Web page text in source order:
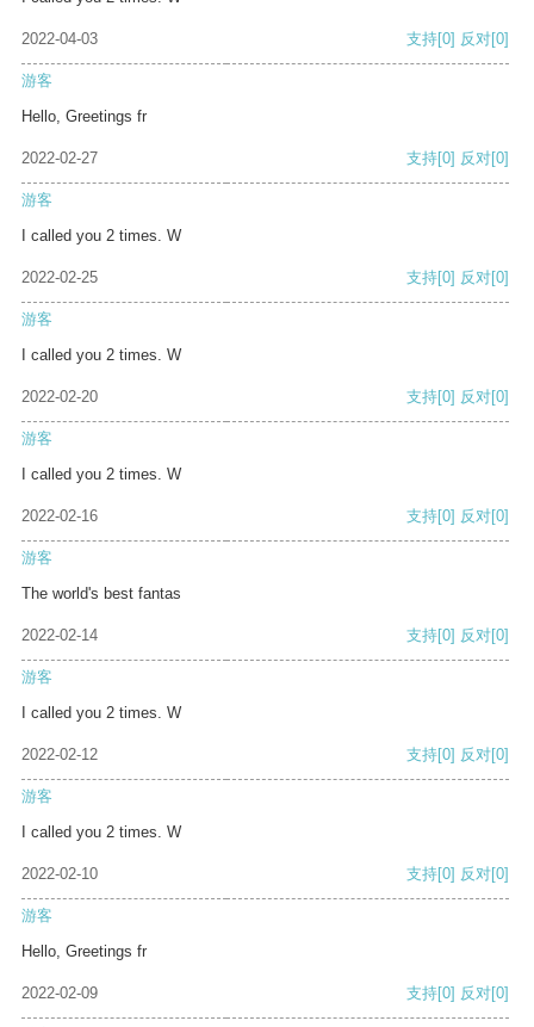
2022-04-03 支持[0] 反对[0]
游客
Hello, Greetings fr
2022-02-27 支持[0] 反对[0]
游客
I called you 2 times. W
2022-02-25 支持[0] 反对[0]
游客
I called you 2 times. W
2022-02-20 支持[0] 反对[0]
游客
I called you 2 times. W
2022-02-16 支持[0] 反对[0]
游客
The world's best fantas
2022-02-14 支持[0] 反对[0]
游客
I called you 2 times. W
2022-02-12 支持[0] 反对[0]
游客
I called you 2 times. W
2022-02-10 支持[0] 反对[0]
游客
Hello, Greetings fr
2022-02-09 支持[0] 反对[0]